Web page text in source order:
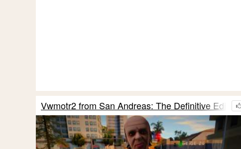
Vwmotr2 from San Andreas: The Definitive Edition